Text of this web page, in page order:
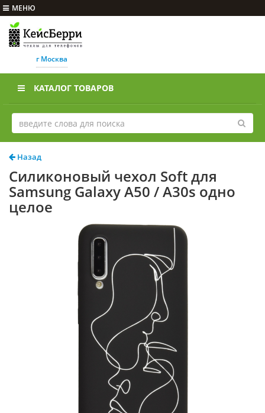
МЕНЮ
г Москва
КАТАЛОГ ТОВАРОВ
Назад
Силиконовый чехол Soft для
Samsung Galaxy A50 / A30s одно
целое